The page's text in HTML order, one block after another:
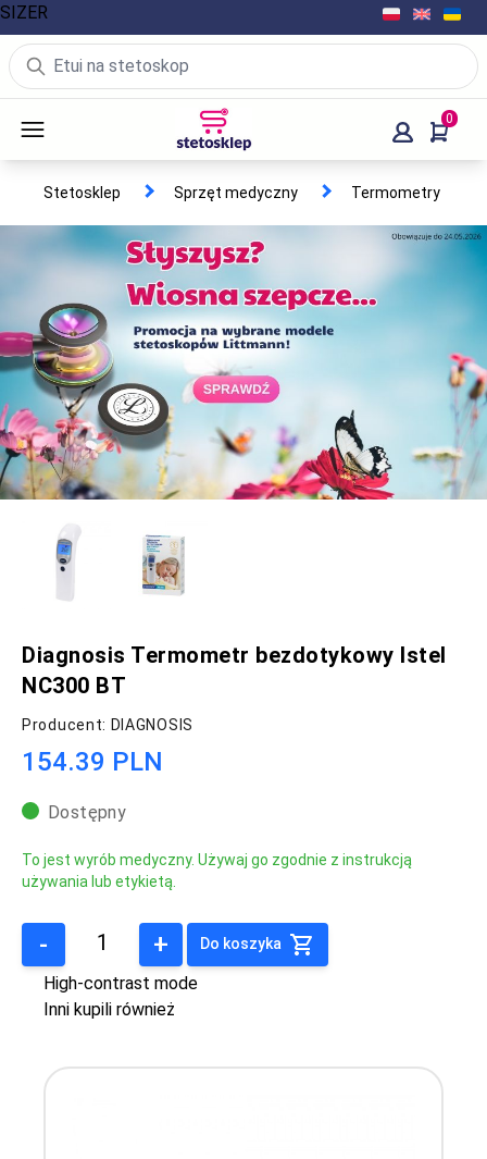
0
Stetosklep Sprzęt medyczny Termometry
Diagnosis Termometr bezdotykowy Istel
NC300 BT
Producent: DIAGNOSIS
154.39 PLN
Dostępny
To jest wyrób medyczny. Używaj go zgodnie z instrukcją
używania lub etykietą.
- + Do koszyka
High-contrast mode
Inni kupili również
SIZER